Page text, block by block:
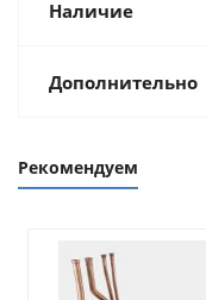
Наличие
Дополнительно
Рекомендуем